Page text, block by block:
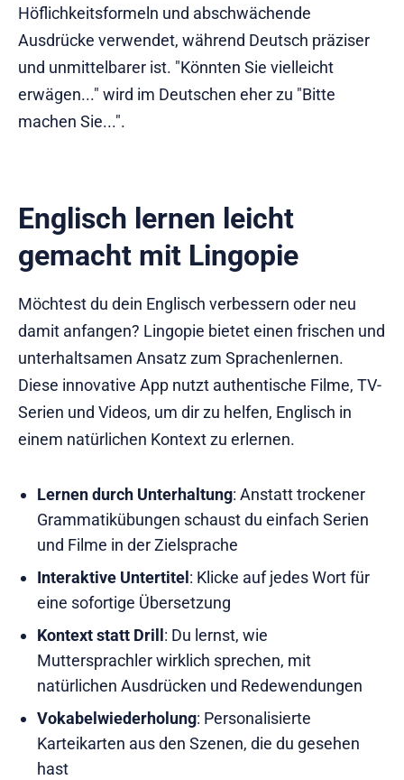
Höflichkeitsformeln und abschwächende
Ausdrücke verwendet, während Deutsch präziser
und unmittelbarer ist. "Könnten Sie vielleicht
erwägen..." wird im Deutschen eher zu "Bitte
machen Sie...".
Englisch lernen leicht
gemacht mit Lingopie
Möchtest du dein Englisch verbessern oder neu
damit anfangen? Lingopie bietet einen frischen und
unterhaltsamen Ansatz zum Sprachenlernen.
Diese innovative App nutzt authentische Filme, TV-
Serien und Videos, um dir zu helfen, Englisch in
einem natürlichen Kontext zu erlernen.
Lernen durch Unterhaltung: Anstatt trockener
Grammatikübungen schaust du einfach Serien
und Filme in der Zielsprache
Interaktive Untertitel : Klicke auf jedes Wort für
eine sofortige Übersetzung
Kontext statt Drill : Du lernst, wie
Muttersprachler wirklich sprechen, mit
natürlichen Ausdrücken und Redewendungen
Vokabelwiederholung: Personalisierte
Karteikarten aus den Szenen, die du gesehen
hast